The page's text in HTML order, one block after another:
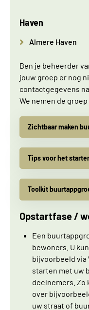
Haven
Almere Haven
Ben je beheerder
jouw groep er nog
contactgegevens
We nemen de
Zichtbaar maken
Tips voor het
Toolkit
Opstartfase /
Een
bewoners. U
bijvoorbeeld via
starten met uw
deelnemers.
over
uw straat of